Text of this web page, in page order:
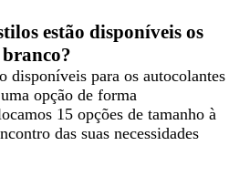
estão disponíveis os
disponíveis para os autocolantes
opção de forma
15 opções de tamanho à
das suas necessidades